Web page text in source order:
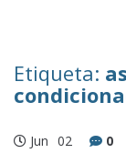
Etiqueta:
Jun 02 0